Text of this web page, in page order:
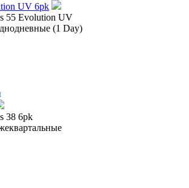
UV 6pk
55 Evolution UV
(1 Day)
38 6pk